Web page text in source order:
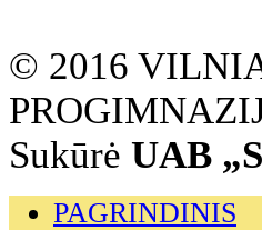
© 2016
Sukūrė UAB
PAGRINDINIS